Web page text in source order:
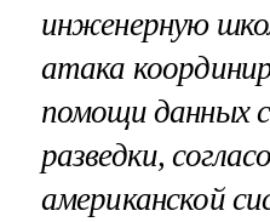
инженерную
атака
помощи данных
разведки,
американской